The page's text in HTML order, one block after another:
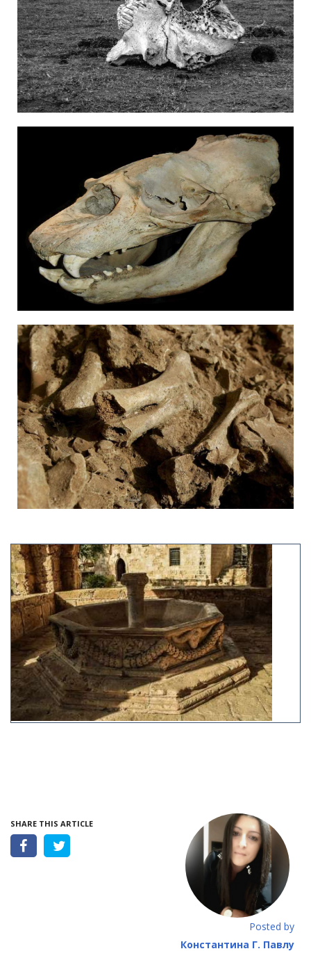
SHARE THIS ARTICLE
Posted by
Константина Г. Павлу